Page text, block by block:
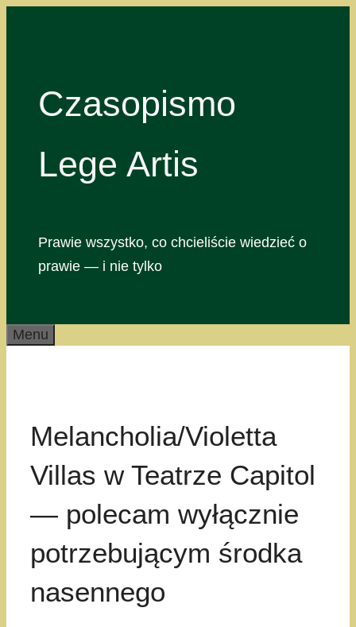
Czasopismo
Lege Artis
Prawie wszystko, co chcieliście wiedzieć o
prawie — i nie tylko
Menu
Melancholia/Violetta
Villas w Teatrze Capitol
— polecam wyłącznie
potrzebującym środka
nasennego